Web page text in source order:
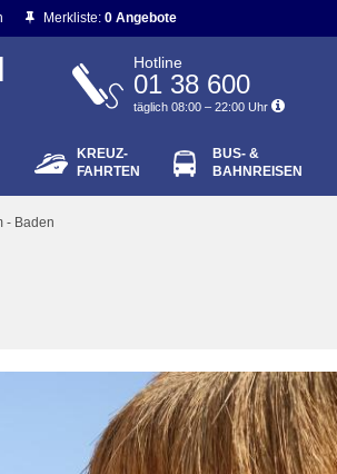
vergessen?
Merkliste: 0 Angebote
Hotline
01 38 600
täglich 08:00 – 22:00 Uhr
KREUZ-
FAHRTEN
BUS- &
BAHNREISEN
- Baden